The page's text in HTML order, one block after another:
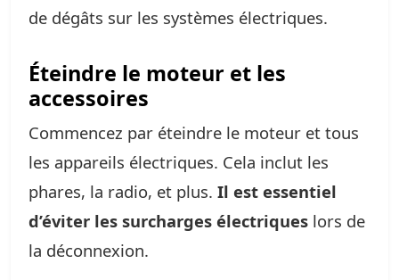
de dégâts sur les systèmes électriques.
Éteindre le moteur et les
accessoires
Commencez par éteindre le moteur et tous
les appareils électriques. Cela inclut les
phares, la radio, et plus. Il est essentiel
d’éviter les surcharges électriques lors de
la déconnexion.